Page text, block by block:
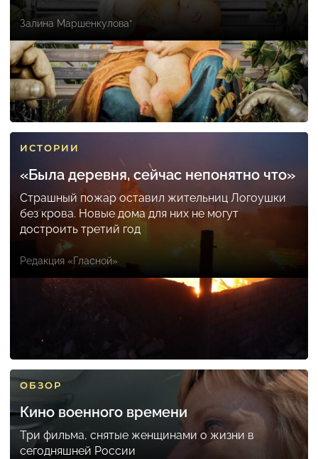
Залина Маршенкулова*
ИСТОРИИ
«Была деревня, сейчас непонятно что»
Страшный пожар оставил жительниц Логоушки
без крова. Новые дома для них не могут
достроить третий год
Редакция «Гласной»
ОБЗОР
Кино военного времени
Три фильма, снятые женщинами о жизни в
сегодняшней России